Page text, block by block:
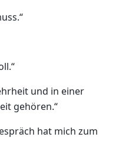
und in einer
gehören.“
hat mich zum